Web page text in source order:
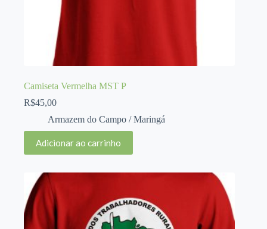
Camiseta Vermelha MST P
R$45,00
Armazem do Campo / Maringá
Adicionar ao carrinho